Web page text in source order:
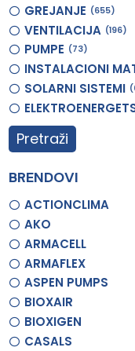
GREJANJE 655
VENTILACIJA 196
PUMPE 73
INSTALACIONI
SOLARNI SISTEMI
Pretraži
BRENDOVI
ACTIONCLIMA
AKO
ARMACELL
ARMAFLEX
ASPEN PUMPS
BIOXAIR
BIOXIGEN
CASALS